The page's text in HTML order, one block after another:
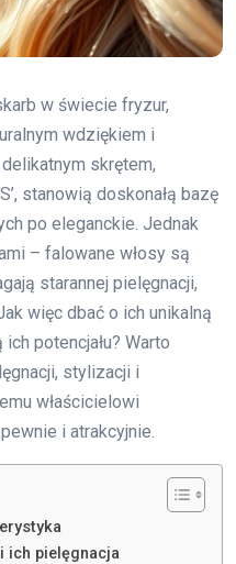
w świecie fryzur,
wdziękiem i
skrętem,
stanowią doskonałą bazę
po eleganckie. Jednak
– falowane włosy są
starannej pielęgnacji,
więc dbać o ich unikalną
potencjału? Warto
stylizacji i
właścicielowi
i atrakcyjnie.
ich pielęgnacja